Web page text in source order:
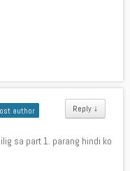
Reply ↓
author
sa part 1. parang hindi ko